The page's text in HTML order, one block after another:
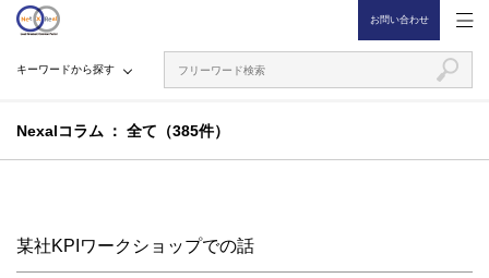
お問い合わせ
Nexalコラム 全て（385件）
キーワードから探す
某社KPIワークショップでの話